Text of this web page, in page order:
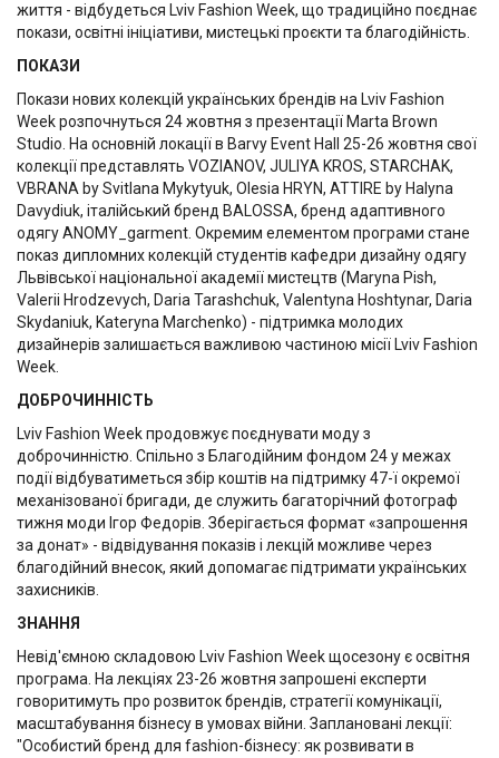
життя - відбудеться Lviv Fashion Week, що традиційно поєднає
покази, освітні ініціативи, мистецькі проєкти та благодійність.
ПОКАЗИ
Покази нових колекцій українських брендів на Lviv Fashion
Week розпочнуться 24 жовтня з презентації Marta Brown
Studio. На основній локації в Barvy Event Hall 25-26 жовтня свої
колекції представлять VOZIANOV, JULIYA KROS, STARCHAK,
VBRANA by Svitlana Mykytyuk, Olesia HRYN, ATTIRE by Halyna
Davydiuk, італійський бренд BALOSSA, бренд адаптивного
одягу ANOMY_garment. Окремим елементом програми стане
показ дипломних колекцій студентів кафедри дизайну одягу
Львівської національної академії мистецтв (Maryna Pish,
Valerii Hrodzevych, Daria Tarashchuk, Valentyna Hoshtynar, Daria
Skydaniuk, Kateryna Marchenko) - підтримка молодих
дизайнерів залишається важливою частиною місії Lviv Fashion
Week.
ДОБРОЧИННІСТЬ
Lviv Fashion Week продовжує поєднувати моду з
доброчинністю. Спільно з Благодійним фондом 24 у межах
події відбуватиметься збір коштів на підтримку 47-ї окремої
механізованої бригади, де служить багаторічний фотограф
тижня моди Ігор Федорів. Зберігається формат «запрошення
за донат» - відвідування показів і лекцій можливе через
благодійний внесок, який допомагає підтримати українських
захисників.
ЗНАННЯ
Невід'ємною складовою Lviv Fashion Week щосезону є освітня
програма. На лекціях 23-26 жовтня запрошені експерти
говоритимуть про розвиток брендів, стратегії комунікації,
масштабування бізнесу в умовах війни. Заплановані лекції:
"Особистий бренд для fashion-бізнесу: як розвивати в